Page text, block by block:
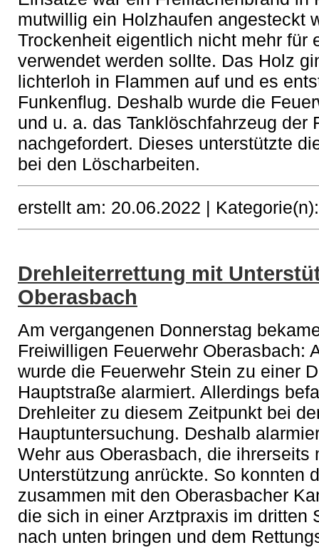
mutwillig ein Holzhaufen angesteckt
Trockenheit eigentlich nicht mehr für
verwendet werden sollte. Das Holz
lichterloh in Flammen auf und es
Funkenflug. Deshalb wurde die
und u. a. das Tanklöschfahrzeug der
nachgefordert. Dieses unterstützte
bei den Löscharbeiten.
erstellt am: 20.06.2022 |
Drehleiterrettung mit
Oberasbach
Am vergangenen Donnerstag
Freiwilligen Feuerwehr Oberasbach:
wurde die Feuerwehr Stein zu einer
Hauptstraße alarmiert. Allerdings
Drehleiter zu diesem Zeitpunkt bei
Hauptuntersuchung. Deshalb
Wehr aus Oberasbach, die ihrerseits
Unterstützung anrückte. So konnten
zusammen mit den Oberasbacher
die sich in einer Arztpraxis im dritten
nach unten bringen und dem